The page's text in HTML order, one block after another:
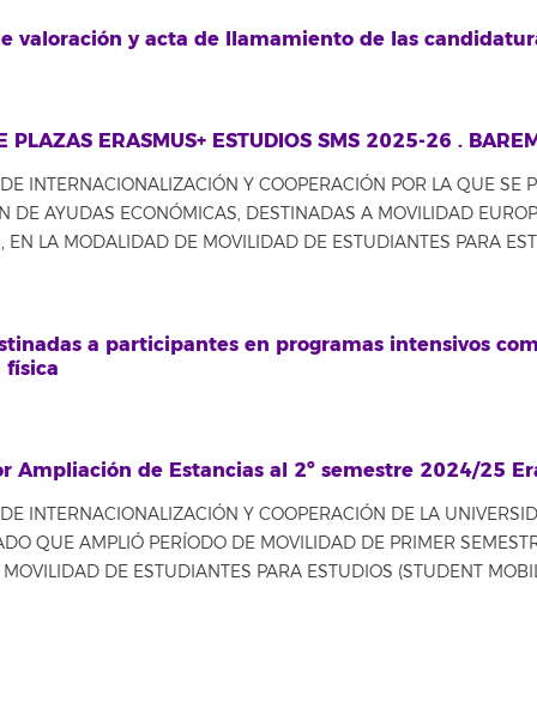
valoración y acta de llamamiento de las
PLAZAS ERASMUS+ ESTUDIOS SMS 2025-26 .
INTERNACIONALIZACIÓN Y COOPERACIÓN POR LA QUE SE
DE AYUDAS ECONÓMICAS, DESTINADAS A MOVILIDAD
LA MODALIDAD DE MOVILIDAD DE ESTUDIANTES PARA
a participantes en programas intensivos
física
Ampliación de Estancias al 2º semestre 2024/25
INTERNACIONALIZACIÓN Y COOPERACIÓN DE LA
QUE AMPLIÓ PERÍODO DE MOVILIDAD DE PRIMER
DE ESTUDIANTES PARA ESTUDIOS (STUDENT